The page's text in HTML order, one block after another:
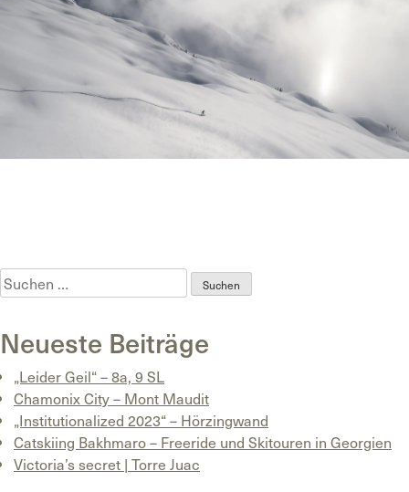
Suchen
nach:
Neueste Beiträge
„Leider Geil“ – 8a, 9 SL
Chamonix City – Mont Maudit
„Institutionalized 2023“ – Hörzingwand
Catskiing Bakhmaro – Freeride und Skitouren in Georgien
Victoria’s secret | Torre Juac